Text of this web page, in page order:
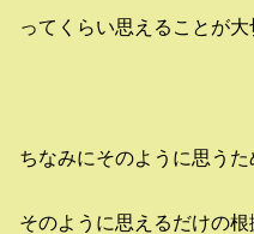
ってくらい思えることが大
ちなみにそのように思うた
そのように思えるだけの根